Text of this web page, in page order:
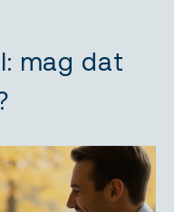
mag dat